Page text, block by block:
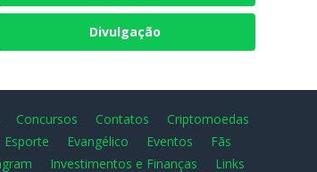
Divulgação
Concursos Contatos
Criptomoedas
Esporte Evangélico Eventos
Fãs
Investimentos e Finanças Links